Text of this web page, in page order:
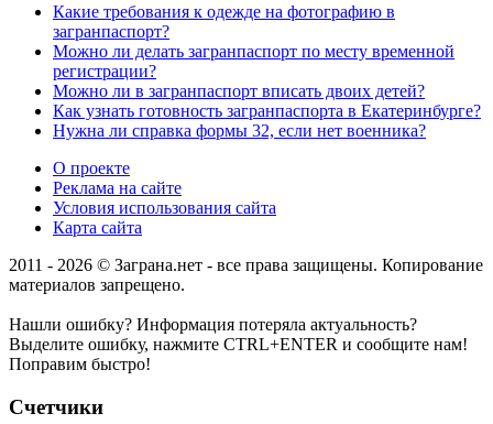
Какие требования к одежде на фотографию в
загранпаспорт?
Можно ли делать загранпаспорт по месту временной
регистрации?
Можно ли в загранпаспорт вписать двоих детей?
Как узнать готовность загранпаспорта в Екатеринбурге?
Нужна ли справка формы 32, если нет военника?
О проекте
Реклама на сайте
Условия использования сайта
Карта сайта
2011 - 2026 © Заграна.нет - все права защищены. Копирование
материалов запрещено.
Нашли ошибку? Информация потеряла актуальность?
Выделите ошибку, нажмите CTRL+ENTER и сообщите нам!
Поправим быстро!
Счетчики